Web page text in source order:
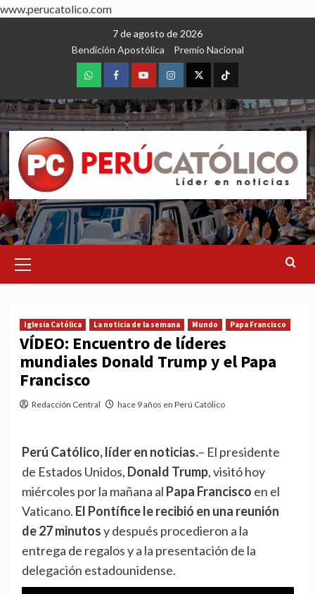
www.perucatolico.com
7 de agosto de 2026
Bendición Apostólica
Premio Nacional
WhatsAppFacebookYoutubeInstagram
X TikTok
Menu
Iglesia Católica La noticia de la semana Mundo Papa Francisco
VÍDEO: Encuentro de líderes
mundiales Donald Trump y el Papa
Francisco
Redacción Central hace 9 años en Perú Católico
Perú Católico, líder en noticias.– El presidente
de Estados Unidos, Donald Trump, visitó hoy
miércoles por la mañana al Papa Francisco en el
Vaticano. El Pontífice le recibió en una reunión
de 27 minutosy después procedieron a la
entrega de regalos y a la presentación de la
delegación estadounidense.